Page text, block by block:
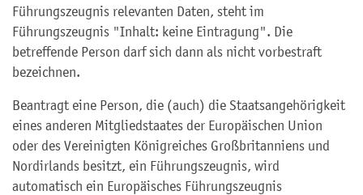
Führungszeugnis relevanten Daten, steht im
Führungszeugnis "Inhalt: keine Eintragung". Die
betreffende Person darf sich dann als nicht vorbestraft
bezeichnen.
Beantragt eine Person, die (auch) die Staatsangehörigkeit
eines anderen Mitgliedstaates der Europäischen Union
oder des Vereinigten Königreiches Großbritanniens und
Nordirlands besitzt, ein Führungszeugnis, wird
automatisch ein Europäisches Führungszeugnis